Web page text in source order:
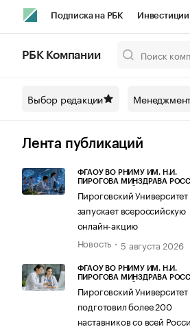
Подписка на РБК Инвестиции
Спецпроекты СПб
Технологии и медиа
РБК Компании
Выбор редакции
Лента публикаций
ФГАОУ ВО РНИМУ ИМ. Н.И.
ПИРОГОВА МИНЗДРАВА
Пироговский Университет
запускает всероссийскую
онлайн-акцию
Новость
5 августа 2026
ФГАОУ ВО РНИМУ ИМ. Н.И.
ПИРОГОВА МИНЗДРАВА
Пироговский Университет
подготовил более 200
наставников со всей